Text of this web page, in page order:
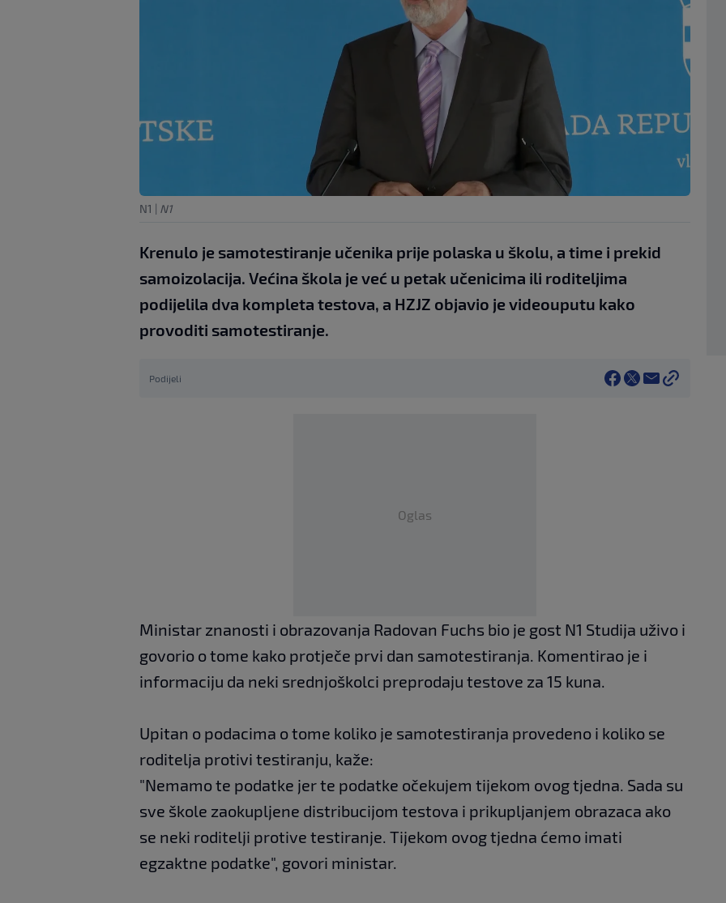
N1 | N1
Krenulo je samotestiranje učenika prije polaska u školu, a time i prekid
samoizolacija. Većina škola je već u petak učenicima ili roditeljima
podijelila dva kompleta testova, a HZJZ objavio je videouputu kako
provoditi samotestiranje.
Podijeli
Oglas
Ministar znanosti i obrazovanja Radovan Fuchs bio je gost N1 Studija uživo i
govorio o tome kako protječe prvi dan samotestiranja. Komentirao je i
informaciju da neki srednjoškolci preprodaju testove za 15 kuna.
Upitan o podacima o tome koliko je samotestiranja provedeno i koliko se
roditelja protivi testiranju, kaže:
"Nemamo te podatke jer te podatke očekujem tijekom ovog tjedna. Sada su
sve škole zaokupljene distribucijom testova i prikupljanjem obrazaca ako
se neki roditelji protive testiranje. Tijekom ovog tjedna ćemo imati
egzaktne podatke", govori ministar.